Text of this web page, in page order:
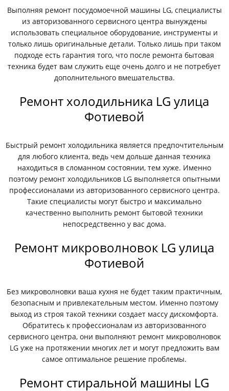
Выполняя ремонт посудомоечной машины LG, специалисты
из авторизованного сервисного центра вынуждены
использовать специальное оборудование, инструменты и
только лишь оригинальные детали. Только лишь при таком
подходе есть гарантия того, что после ремонта бытовая
техника будет вам служить еще очень долго и не потребует
дополнительного вмешательства.
Ремонт холодильника LG улица
Фотиевой
Быстрый ремонт холодильника является предпочтительным
для любого клиента, ведь чем дольше данная техника
находиться в сломанном состоянии, тем хуже. Именно
поэтому ремонт холодильников LG выполняется опытными
профессионалами из авторизованного сервисного центра.
Такие специалисты могут быстро и максимально
качественно выполнить ремонт бытовой техники
непосредственно у вас дома.
Ремонт микроволновок LG улица
Фотиевой
Без микроволновки ваша кухня не будет таким практичным,
безопасным и привлекательным местом. Именно поэтому
выход из строя такой техники создает массу дискомфорта.
Обратитесь к профессионалам из авторизованного
сервисного центра, они выполняют ремонт микроволновок
LG уже на протяжении многих лет и могут предложить вам
самое оптимальное решение проблемы.
Ремонт стиральной машины LG